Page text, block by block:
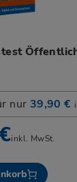
nur 39,90 €
inkl. MwSt.